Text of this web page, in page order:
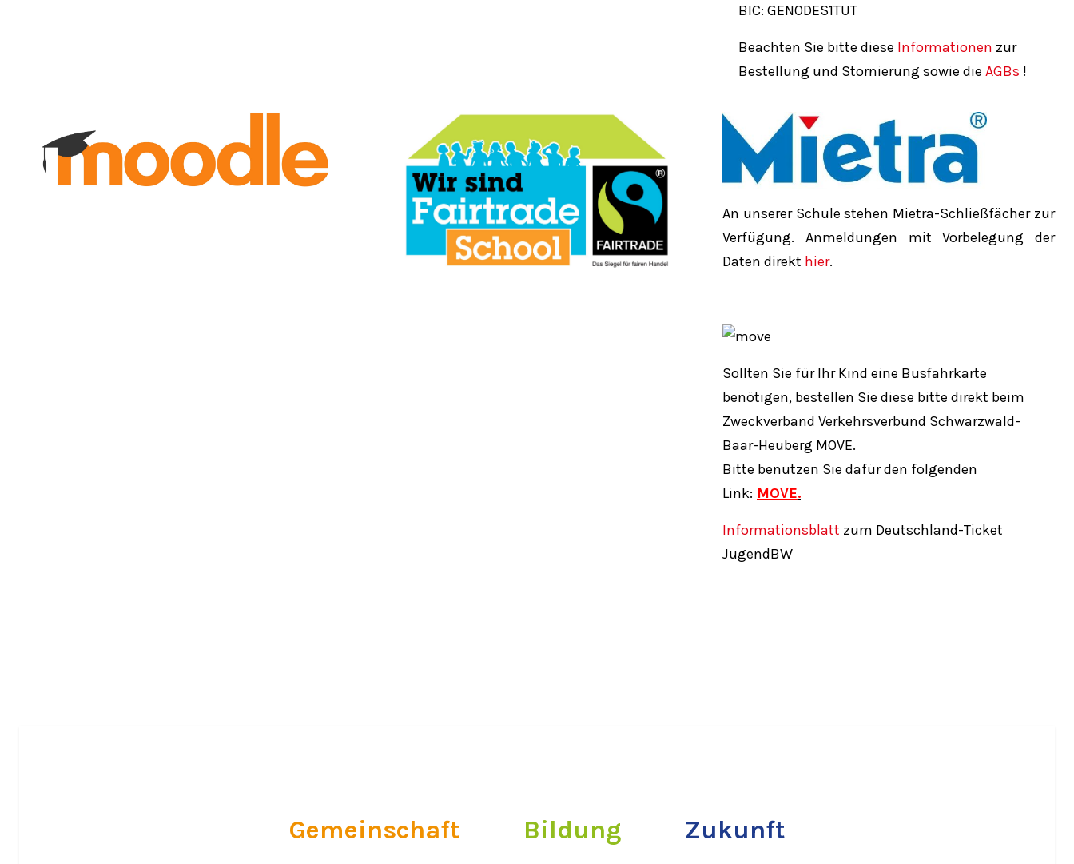
BIC: GENODES1TUT
Beachten Sie bitte diese Informationen zur
Bestellung und Stornierung sowie die AGBs !
An unserer Schule stehen Mietra-Schließfächer zur
Verfügung. Anmeldungen mit Vorbelegung der
Daten direkt hier.
Sollten Sie für Ihr Kind eine Busfahrkarte
benötigen, bestellen Sie diese bitte direkt beim
Zweckverband Verkehrsverbund Schwarzwald-
Baar-Heuberg MOVE.
Bitte benutzen Sie dafür den folgenden
Link: MOVE.
Informationsblatt zum Deutschland-Ticket
JugendBW
Gemeinschaft Bildung Zukunft